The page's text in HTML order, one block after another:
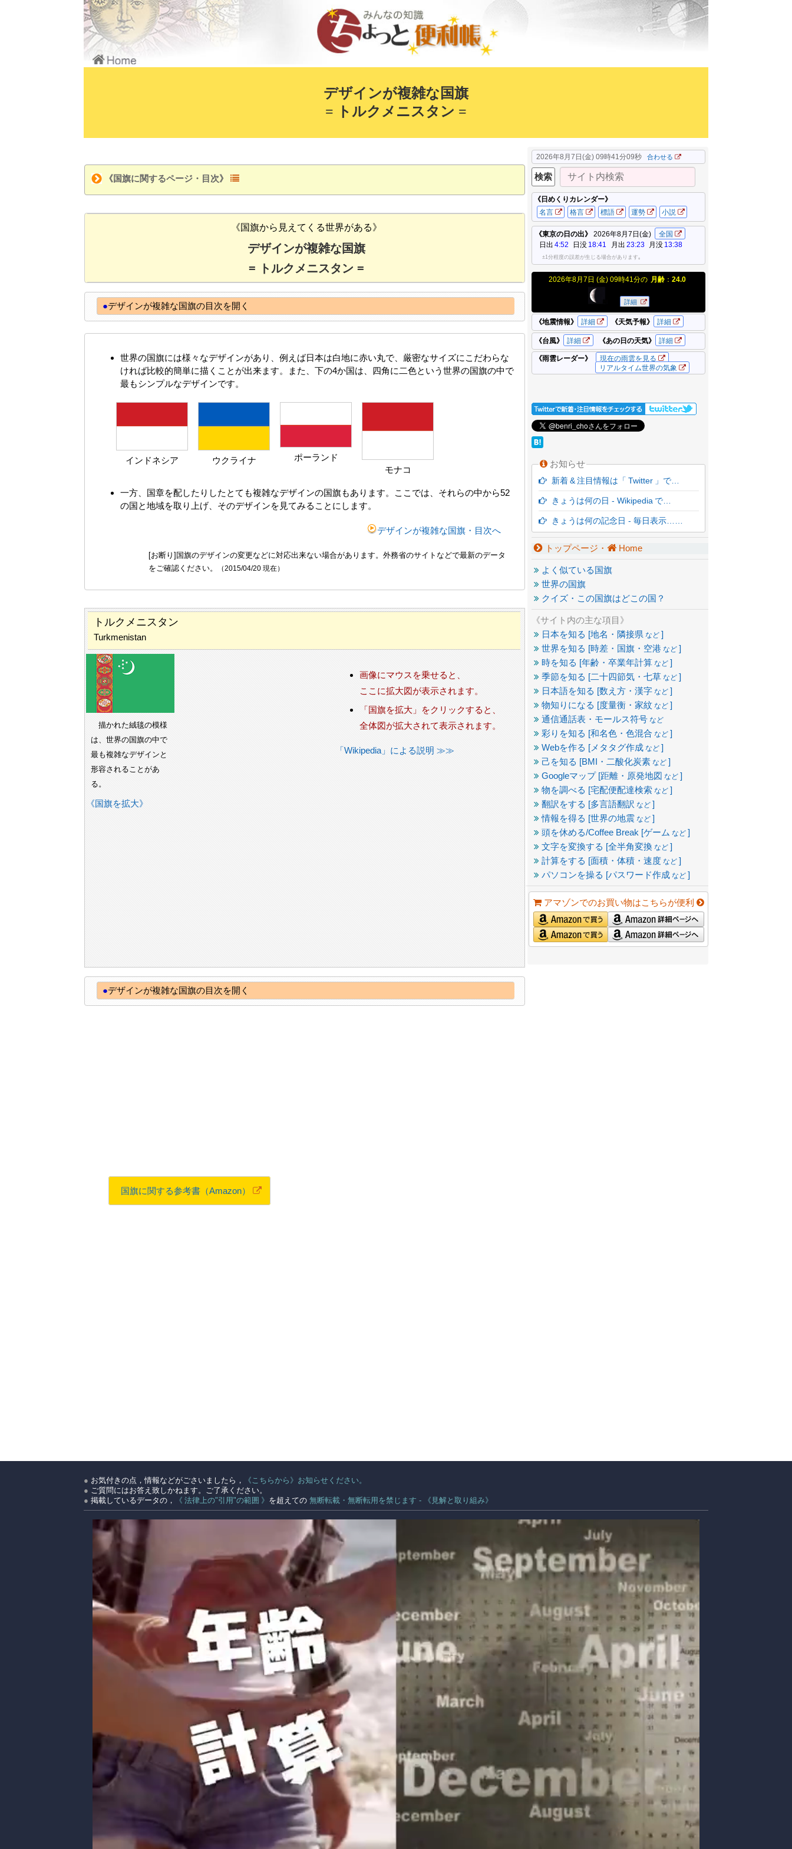
デザインが複雑な国旗
= トルクメニスタン =
《国旗に関するページ・目次》
《国旗から見えてくる世界がある》
デザインが複雑な国旗
= トルクメニスタン =
●デザインが複雑な国旗の目次を開く
世界の国旗には様々なデザインがあり、例えば日本は白地に赤い丸で、厳密なサイズにこだわらな
ければ比較的簡単に描くことが出来ます。また、下の4か国は、四角に二色という世界の国旗の中で
最もシンプルなデザインです。
インドネシア ウクライナ
ポーランド
モナコ
一方、国章を配したりしたとても複雑なデザインの国旗もあります。ここでは、それらの中から52
の国と地域を取り上げ、そのデザインを見てみることにします。
デザインが複雑な国旗・目次へ
[お断り]国旗のデザインの変更などに対応出来ない場合があります。外務省のサイトなどで最新のデータ
をご確認ください。
（2015/04/20 現在）
トルクメニスタン
Turkmenistan
描かれた絨毯の模様
は、世界の国旗の中で
最も複雑なデザインと
形容されることがあ
る。
《国旗を拡大》
画像にマウスを乗せると、
ここに拡大図が表示されます。
「国旗を拡大」をクリックすると、
全体図が拡大されて表示されます。
「Wikipedia」による説明 ≫≫
●デザインが複雑な国旗の目次を開く
国旗に関する参考書（Amazon）
2026年8月7日(金) 09時41分10秒 合わせる
お知らせ
新着 & 注目情報は「 Twitter 」で…
きょうは何の日 - Wikipedia で…
きょうは何の記念日 - 毎日表示……
トップページ・ Home
よく似ている国旗
世界の国旗
クイズ・この国旗はどこの国？
《サイト内の主な項目》
日本を知る [地名・隣接県 など ]
世界を知る [時差・国旗・空港 など ]
時を知る [年齢・卒業年計算 など ]
季節を知る [二十四節気・七草 など ]
日本語を知る [数え方・漢字 など ]
物知りになる [度量衡・家紋 など ]
通信通話表・モールス符号 など
彩りを知る [和名色・色混合 など ]
Webを作る [メタタグ作成 など ]
己を知る [BMI・二酸化炭素 など ]
Googleマップ [距離・原発地図 など ]
物を調べる [宅配便配達検索 など ]
翻訳をする [多言語翻訳 など ]
情報を得る [世界の地震 など ]
頭を休める/Coffee Break [ゲーム など ]
文字を変換する [全半角変換 など ]
計算をする [面積・体積・速度 など ]
パソコンを操る [パスワード作成 など ]
アマゾンでのお買い物はこちらが便利
● お気付きの点，情報などがごさいましたら，
《こちらから》お知らせください。
● ご質問にはお答え致しかねます。ご了承ください。
● 掲載しているデータの， 《 法律上の"引用"の範囲 》 を超えての 無断転載・無断転用を禁じます - 《見解と取り組み》